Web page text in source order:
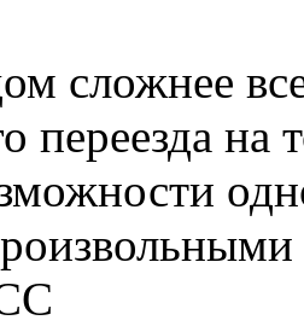
сложнее
переезда на